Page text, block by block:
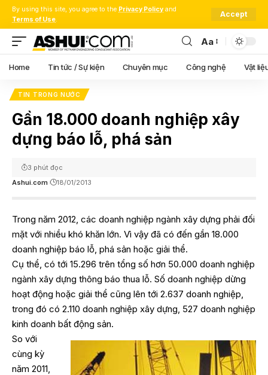
By using this site, you agree to the Privacy Policy and
Terms of Use.
Accept
Font
Resizer
Aa
Home Tin tức / Sự kiện Chuyên mục Công nghệ Vật
TIN TRONG NƯỚC
Gần 18.000 doanh nghiệp xây
dựng báo lỗ, phá sản
Ashui.com 18/01/2013
3 phút đọc
Trong năm 2012, các doanh nghiệp ngành xây dựng phải đối
mặt với nhiều khó khăn lớn. Vì vậy đã có đến gần 18.000
doanh nghiệp báo lỗ, phá sản hoặc giải thể.
Cụ thể, có tới 15.296 trên tổng số hơn 50.000 doanh nghiệp
ngành xây dựng thông báo thua lỗ. Số doanh nghiệp dừng
hoạt động hoặc giải thể cũng lên tới 2.637 doanh nghiệp,
trong đó có 2.110 doanh nghiệp xây dựng, 527 doanh nghiệp
kinh doanh bất động sản.
So với
cùng kỳ
năm 2011,